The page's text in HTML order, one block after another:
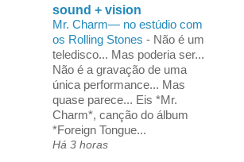
sound + vision
Mr. Charm— no estúdio com
os Rolling Stones - Não é um
teledisco... Mas poderia ser...
Não é a gravação de uma
única performance... Mas
quase parece... Eis *Mr.
Charm*, canção do álbum
*Foreign Tongue...
Há 3 horas